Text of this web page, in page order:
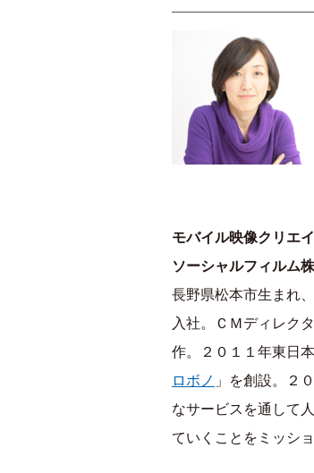
モバイル映像クリエ
ソーシャルフィルム
長野県松本市生まれ
入社。ＣＭディレク
作。２０１１年東日
ロボノ 」を創設。２
なサービスを通して
ていくことをミッシ